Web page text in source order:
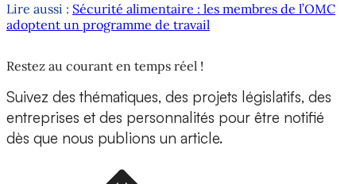
Lire aussi : Sécurité alimentaire : les membres de l’OMC
adoptent un programme de travail
Restez au courant en temps réel !
Suivez des thématiques, des projets législatifs, des
entreprises et des personnalités pour être notifié
dès que nous publions un article.